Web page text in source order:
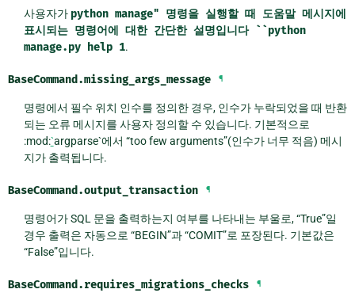
사용자가 python manage" 명령을 실행할 때 도움말 메시지에
표시되는 명령어에 대한 간단한 설명입니다
``python
manage.py help 1.
BaseCommand.missing_args_message ¶
명령에서 필수 위치 인수를 정의한 경우, 인수가 누락되었을 때 반환
되는 오류 메시지를 사용자 정의할 수 있습니다. 기본적으로
:mod:`argparse`에서 “too few arguments”(인수가 너무 적음) 메시
지가 출력됩니다.
BaseCommand.output_transaction ¶
명령어가 SQL 문을 출력하는지 여부를 나타내는 부울로, “True”일
경우 출력은 자동으로 “BEGIN”과 “COMIT”로 포장된다. 기본값은
“False”입니다.
BaseCommand.requires_migrations_checks ¶